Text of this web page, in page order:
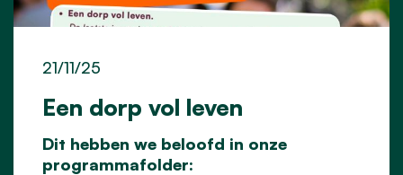
Een dorp vol leven
21/11/25
Dit hebben we beloofd in onze
programmafolder: